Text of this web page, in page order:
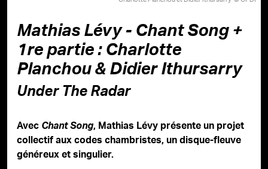
Mathias Lévy - Chant Song +
1re partie : Charlotte
Planchou & Didier Ithursarry
Under The Radar
AvecChant Song, Mathias Lévy présente un projet
collectif aux codes chambristes, un disque-fleuve
généreux et singulier.